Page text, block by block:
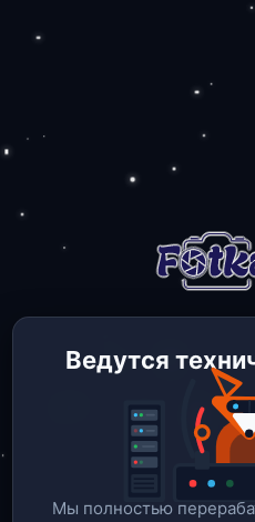
Ведутся
Мы полностью